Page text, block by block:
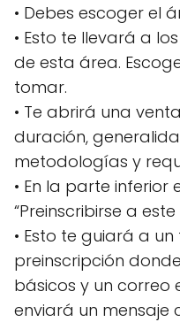
• Debes escoger el
• Esto te llevará a
de esta área.
tomar.
• Te abrirá una
duración,
metodologías y
• En la parte inferior
“Preinscribirse a
• Esto te guiará a
preinscripción
básicos y un correo
enviará un mensaje